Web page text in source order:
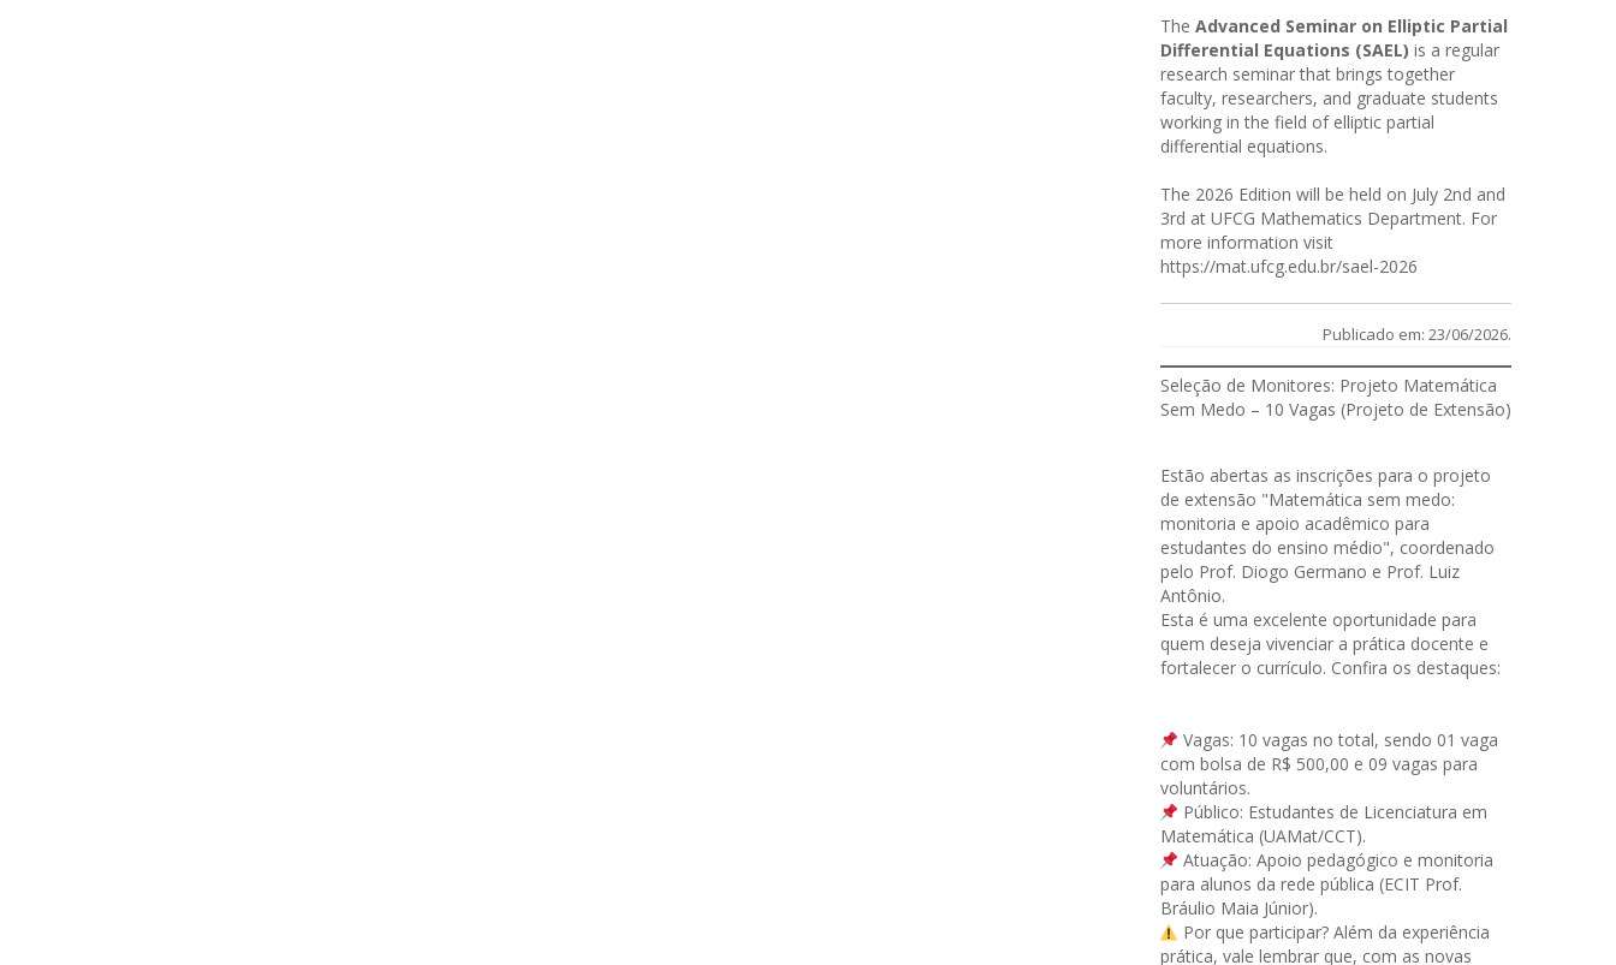
The Advanced Seminar on Elliptic Partial
Differential Equations (SAEL) is a regular
research seminar that brings together
faculty, researchers, and graduate students
working in the field of elliptic partial
differential equations.
The 2026 Edition will be held on July 2nd and
3rd at UFCG Mathematics Department. For
more information visit
https://mat.ufcg.edu.br/sael-2026
Publicado em: 23/06/2026.
Seleção de Monitores: Projeto Matemática
Sem Medo – 10 Vagas (Projeto de Extensão)
Estão abertas as inscrições para o projeto
de extensão "Matemática sem medo:
monitoria e apoio acadêmico para
estudantes do ensino médio", coordenado
pelo Prof. Diogo Germano e Prof. Luiz
Antônio.
Esta é uma excelente oportunidade para
quem deseja vivenciar a prática docente e
fortalecer o currículo. Confira os destaques:
Vagas: 10 vagas no total, sendo 01 vaga
com bolsa de R$ 500,00 e 09 vagas para
voluntários.
Público: Estudantes de Licenciatura em
Matemática (UAMat/CCT).
Atuação: Apoio pedagógico e monitoria
para alunos da rede pública (ECIT Prof.
Bráulio Maia Júnior).
Por que participar? Além da experiência
prática, vale lembrar que, com as novas